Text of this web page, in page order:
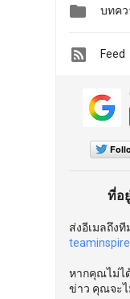
 บทค
Feed
ที่อ
ส่งอีเมลถึง
หากคุณไม่ไ
ข่าว คุณจะ